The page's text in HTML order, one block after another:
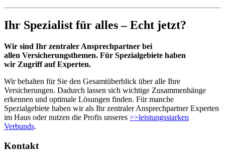
Ihr Spezialist für alles – Echt jetzt?
Wir sind Ihr zentraler Ansprechpartner bei
allen Versicherungsthemen. Für Spezialgebiete haben
wir Zugriff auf Experten.
Wir behalten für Sie den Gesamtüberblick über alle Ihre
Versicherungen. Dadurch lassen sich wichtige Zusammenhänge
erkennen und optimale Lösungen finden. Für manche
Spezialgebiete haben wir als Ihr zentraler Ansprechpartner Experten
im Haus oder nutzen die Profis unseres >>leistungsstarken
Verbunds.
Kontakt